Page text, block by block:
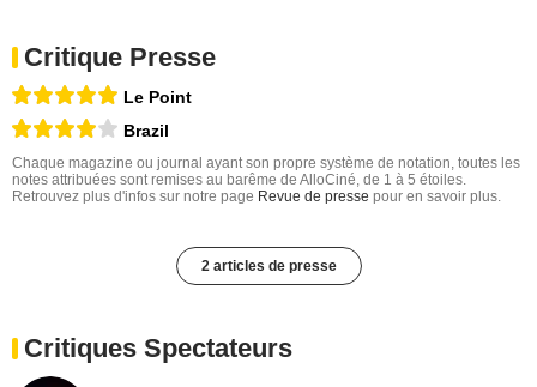
Critique Presse
Le Point
Brazil
Chaque magazine ou journal ayant son propre système de notation, toutes les
notes attribuées sont remises au barême de AlloCiné, de 1 à 5 étoiles.
Retrouvez plus d'infos sur notre page Revue de presse pour en savoir plus.
2 articles de presse
Critiques Spectateurs